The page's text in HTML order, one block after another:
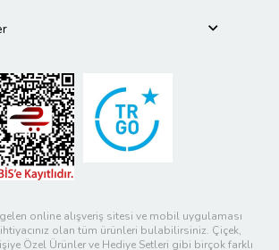
online alışveriş sitesi ve mobil uygulaması
olan tüm ürünleri bulabilirsiniz. Çiçek,
Özel Ürünler ve Hediye Setleri gibi birçok farklı